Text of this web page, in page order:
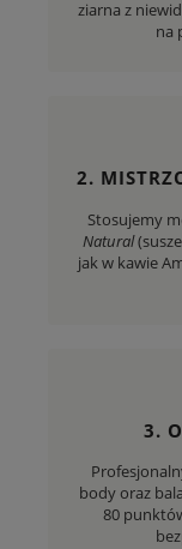
ziarna z
na
2.
Stosujemy
Natural
jak w kawie
3.
body oraz
80